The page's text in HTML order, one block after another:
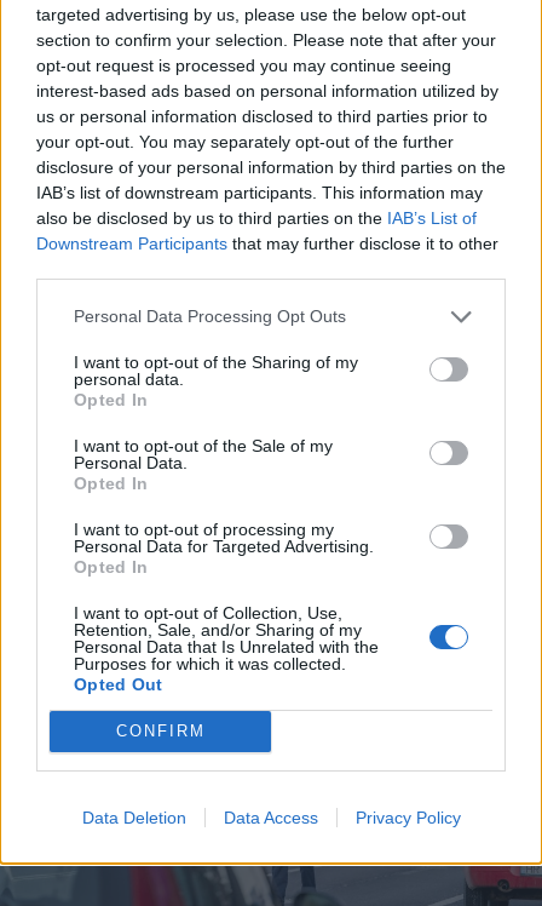
targeted advertising by us, please use the below opt-out
section to confirm your selection. Please note that after your
opt-out request is processed you may continue seeing
interest-based ads based on personal information utilized by
us or personal information disclosed to third parties prior to
your opt-out. You may separately opt-out of the further
disclosure of your personal information by third parties on the
IAB’s list of downstream participants. This information may
also be disclosed by us to third parties on the IAB’s List of
Downstream Participants that may further disclose it to other
Personal Data Processing Opt Outs
I want to opt-out of the Sharing of my
personal data.
Opted In
I want to opt-out of the Sale of my
Personal Data.
Opted In
I want to opt-out of processing my
Personal Data for Targeted Advertising.
Opted In
I want to opt-out of Collection, Use,
Retention, Sale, and/or Sharing of my
Personal Data that Is Unrelated with the
Purposes for which it was collected.
Opted Out
CONFIRM
Data Deletion Data Access Privacy Policy
2024. április 29., hétfő
Kultúrházakat korszerűsítenek az
Etéd községhez tartozó öt
településen